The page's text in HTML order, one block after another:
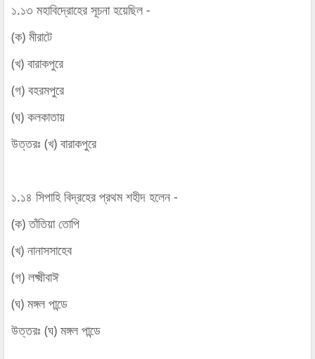
১.১৩ মহাবিদ্রোহের সূচনা হয়েছিল -
(ক) মীরাটে
(খ) বারাকপুরে
(গ) বহরমপুরে
(ঘ) কলকাতায়
উত্তরঃ (খ) বারাকপুরে
১.১৪ সিপাহি বিদ্রহের প্রথম শহীদ হলেন -
(ক) তাঁতিয়া তোপি
(খ) নানাসসাহেব
(গ) লক্ষ্মীবাঈ
(ঘ) মঙ্গল পান্ডে
উত্তরঃ (ঘ) মঙ্গল পান্ডে